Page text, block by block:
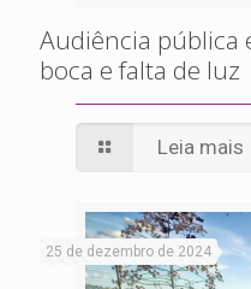
Audiência pública
boca e falta de luz
Leia mais
25 de dezembro de 2024